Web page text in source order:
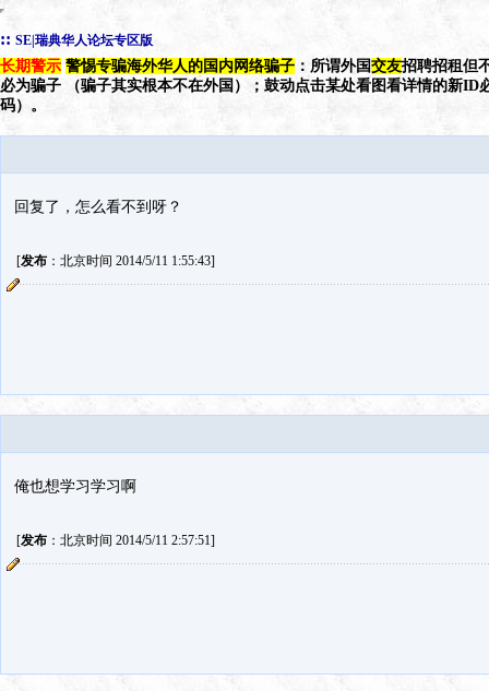
:: SE|瑞典华人论坛专区版
长期警示 警惕专骗海外华人的国内网络骗子 ：所谓外国交友招聘招租但
必为骗子 （骗子其实根本不在外国）；鼓动点击某处看图看详情的新ID
码）。
回复了，怎么看不到呀？
[发布：北京时间 2014/5/11 1:55:43]
俺也想学习学习啊
[发布：北京时间 2014/5/11 2:57:51]